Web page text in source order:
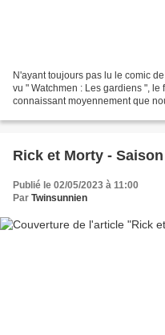
N'ayant toujours pas lu le comic
vu " Watchmen : Les gardiens ", le
connaissant moyennement que
Rick et Morty -
Publié le 02/05/2023 à 11:00
Par Twinsunnien